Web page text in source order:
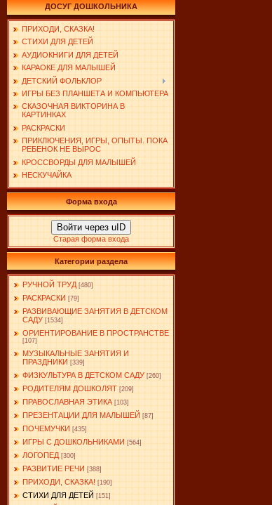
ДОСУГ ДОШКОЛЬНИКА
ПРИХОДИ, СКАЗКА!
СТИХИ ДЛЯ ДЕТЕЙ
АУДИОКНИГИ ДЛЯ ДЕТЕЙ
КАРАОКЕ ДЛЯ МАЛЫШЕЙ
ДЕТСКИЙ ФОЛЬКЛОР
ИГРЫ БЕЗ ПЛАНШЕТА И КОМПЬЮТЕРА
СКАЗОЧНАЯ ВИКТОРИНА В
КАРТИНКАХ
РАСКРАСКИ
ПРИКЛЮЧЕНИЯ, ИГРЫ, ОПЫТЫ. ПОКА
РЕБЕНОК НЕ ВЫРОС
КРОССВОРДЫ ДЛЯ МАЛЫШЕЙ
НЕСКУЧАЙКА
Форма входа
Войти через uID
Старая форма входа
Категории раздела
РУЧНОЙ ТРУД [480]
РАСКРАСКИ [79]
РАЗВИВАЮЩИЕ ЗАНЯТИЯ В ДЕТСКОМ
САДУ [1534]
ОРИЕНТИРОВАНИЕ В ПРОСТРАНСТВЕ
[107]
МУЗЫКАЛЬНЫЕ ЗАНЯТИЯ И
ПРАЗДНИКИ [339]
ФИЗКУЛЬТУРА В ДЕТСКОМ САДУ [260]
РОДИТЕЛЯМ ДОШКОЛЯТ [209]
ПРАВОСЛАВНАЯ ЭТИКА [103]
ПРЕЗЕНТАЦИИ ДЛЯ МАЛЫШЕЙ [87]
ПОЧЕМУЧКИ [435]
ИГРЫ С ДОШКОЛЬНИКАМИ [564]
ЛОГОПЕД [300]
РАЗВИТИЕ РЕЧИ [388]
ПРИХОДИ, СКАЗКА! [190]
СТИХИ ДЛЯ ДЕТЕЙ [151]